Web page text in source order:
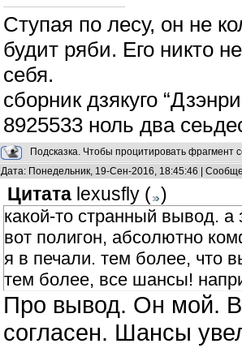
Ступая по лесу, он не
будит ряби. Его никто
себя.
сборник дзякуго
8925533 ноль два
Подсказка. Чтобы процитировать фрагмент
Дата: Понедельник, 19-Сен-2016, 18:45:46 |
Цитата lexusfly ( )
какой-то странный вывод.
вот полигон, абсолютно
я в печали. тем более, что
тем более, все шансы!
Про вывод. Он мой.
согласен. Шансы